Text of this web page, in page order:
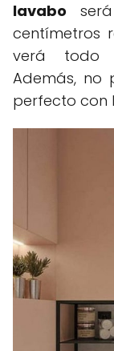
lavabo
centímetros
verá todo
Además, no
perfecto con